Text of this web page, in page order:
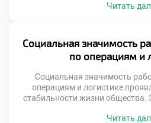
потоками. Успешное усвоение
роста. Поддержка является
компетентного специалиста.
сочетает теорию с
помогают преодолевать
Читать
Социальная значимость
по операциям и
Социальная значимость
операциям и логистике
стабильности жизни общества.
складского учета. Логисты
Читать